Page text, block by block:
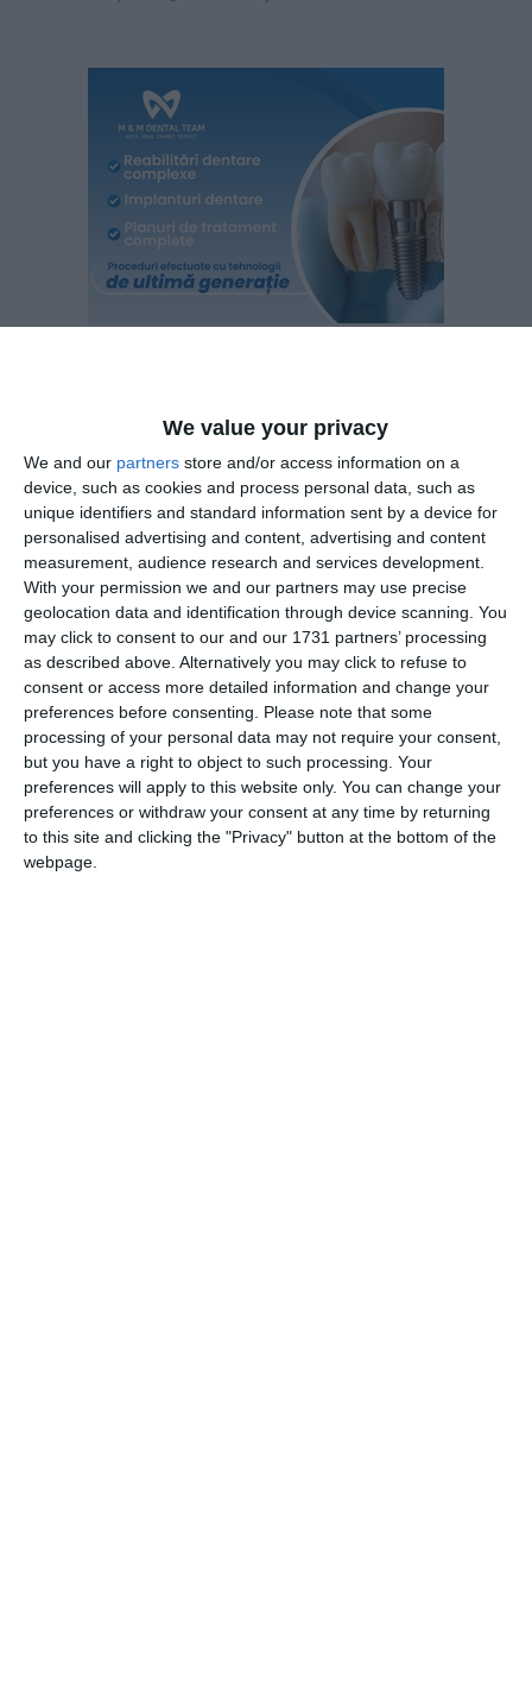
We value your privacy
We and our partners store and/or access information on a
device, such as cookies and process personal data, such as
unique identifiers and standard information sent by a device for
personalised advertising and content, advertising and content
measurement, audience research and services development.
With your permission we and our partners may use precise
geolocation data and identification through device scanning. You
may click to consent to our and our 1731 partners’ processing
as described above. Alternatively you may click to refuse to
consent or access more detailed information and change your
preferences before consenting.
Please note that some
processing of your personal data may not require your consent,
but you have a right to object to such processing. Your
preferences will apply to this website only. You can change your
preferences or withdraw your consent at any time by returning
to this site and clicking the "Privacy" button at the bottom of the
webpage.
În prima parte a concursului a avut loc proba teoretică.
Aceasta a fost susținută online împreună cu organizatorii
din Iași și alți participanți din alte județe din țară.
A doua etapă a fost cea practică, în care elevii identificau
riscuri privind domeniul securității și sănătății în muncă pe
diverse meserii.
Totodată, erau vizate informații despre echipamentul de
protecție adecvat, pornind de la un caz concret dat.
La sfârșitul etapei județene a concursului, trei echipe din
rândul elevilor constănțeni participanți s-au calificat pentru
a continua la etapa națională a competiției.
Următoarea probă se va desfășura la